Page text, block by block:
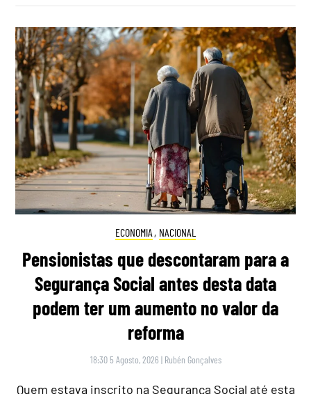
ECONOMIA , NACIONAL
Pensionistas que descontaram para a
Segurança Social antes desta data
podem ter um aumento no valor da
reforma
18:30 5 Agosto, 2026 | Rubén Gonçalves
Quem estava inscrito na Segurança Social até esta